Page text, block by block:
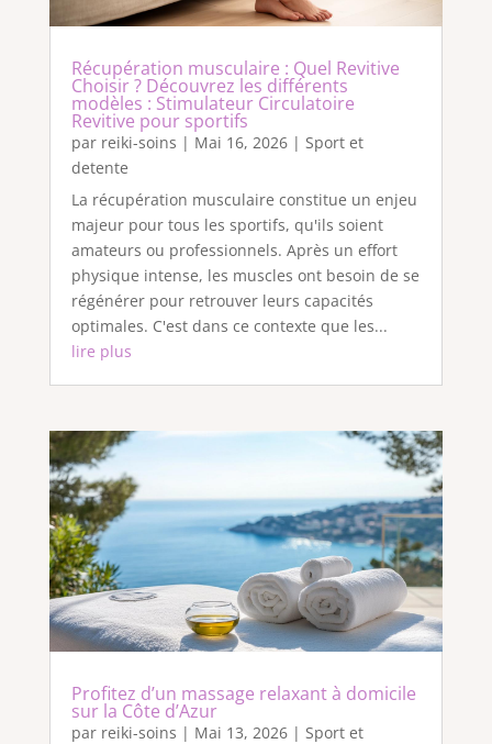
Récupération musculaire : Quel Revitive
Choisir ? Découvrez les différents
modèles : Stimulateur Circulatoire
Revitive pour sportifs
par reiki-soins | Mai 16, 2026| Sport et
detente
La récupération musculaire constitue un enjeu
majeur pour tous les sportifs, qu'ils soient
amateurs ou professionnels. Après un effort
physique intense, les muscles ont besoin de se
régénérer pour retrouver leurs capacités
optimales. C'est dans ce contexte que les...
lire plus
Profitez d’un massage relaxant à domicile
sur la Côte d’Azur
par reiki-soins | Mai 13, 2026| Sport et